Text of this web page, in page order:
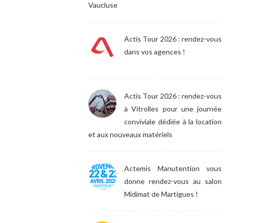
Vaucluse
Actis Tour 2026 : rendez-vous
dans vos agences !
Actis Tour 2026 : rendez-vous
à Vitrolles pour une journée
conviviale dédiée à la location
et aux nouveaux matériels
Actemis Manutention vous
donne rendez-vous au salon
Midimat de Martigues !